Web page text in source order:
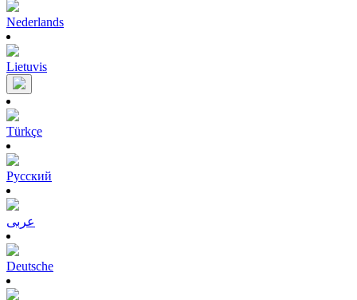
Nederlands
Lietuvis
Türkçe
Pусский
عربى
Deutsche